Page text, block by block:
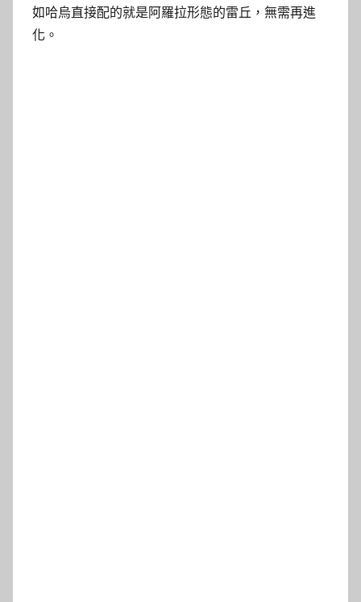
如哈烏直接配的就是阿羅拉形態的雷丘，無需再進
化。